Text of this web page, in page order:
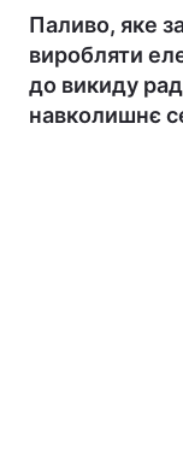
Паливо, яке
виробляти
до викиду
навколишнє